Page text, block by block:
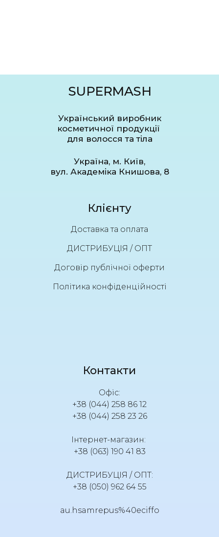
SUPERMASH
Український виробник
косметичної продукції
для волосся та тіла
Україна, м. Київ,
вул. Академіка Книшова, 8
Клієнту
Доставка та оплата
ДИСТРИБУЦІЯ / ОПТ
Договір публічної оферти
Політика конфіденційності
Контакти
Офіс:
+38 (044) 258 86 12
+38 (044) 258 23 26
Інтернет-магазин:
+38 (063) 190 41 83
ДИСТРИБУЦІЯ / ОПТ:
+38 (050) 962 64 55
au.hsamrepus%40eciffo